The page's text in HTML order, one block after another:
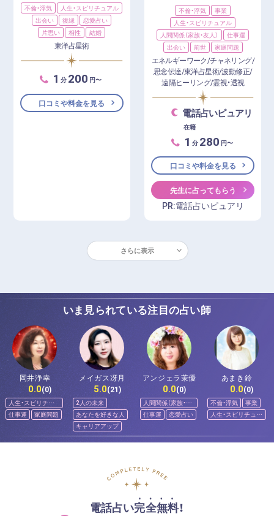
不倫・浮気
人生・スピリチュアル
出会い
復縁
恋愛占い
片思い
相性 結婚
東洋占星術
1 分 200 円〜
口コミや料金を見る
不倫・浮気
事業
人生・スピリチュアル
人間関係（家族・友人）
仕事運
出会い
前世 家庭問題
エネルギーワーク/チャネリング/
思念伝達/東洋占星術/波動修正/
遠隔ヒーリング/霊視・透視
電話占いピュアリ
在籍
1 分 280 円〜
口コミや料金を見る
先生に占ってもらう
PR:電話占いピュアリ
さらに表示
いま見られている注目の占い師
岡井浄幸
0.0(0)
人生・スピリチュ
アル
仕事運 家庭問題
メイガス冴月
5.0(21)
2人の未来
あなたを好きな人
キャリアアップ
アンジェラ茉優
0.0(0)
人間関係（家族・友
人）
仕事運 恋愛占い
あまき鈴
0.0(0)
不倫・浮気
事業
人生・スピリチュア
ル
電話占い完全無料！